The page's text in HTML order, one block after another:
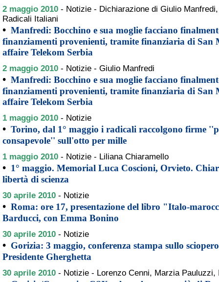
2 maggio 2010 - Notizie - Dichiarazione di Giulio
Radicali Italiani
• Manfredi: Bocchino e sua moglie facciano
finanziamenti provenienti, tramite finanziaria di San
affaire Telekom Serbia
2 maggio 2010 - Notizie - Giulio Manfredi
• Manfredi: Bocchino e sua moglie facciano
finanziamenti provenienti, tramite finanziaria di San
affaire Telekom Serbia
1 maggio 2010 - Notizie
• Torino, dal 1° maggio i radicali raccolgono firme
consapevole'' sull'otto per mille
1 maggio 2010 - Notizie - Liliana Chiaramello
• 1° maggio. Memorial Luca Coscioni, Orvieto.
libertà di scienza
30 aprile 2010 - Notizie
• Roma: ore 17, presentazione del libro "Italo-
Barducci, con Emma Bonino
30 aprile 2010 - Notizie
• Gorizia: 3 maggio, conferenza stampa sullo
Presidente Gherghetta
30 aprile 2010 - Notizie - Lorenzo Cenni, Marzia Pauluzzi,